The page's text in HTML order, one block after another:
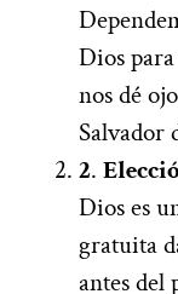
Dios
nos dé
Salvador
2.
Dios es
gratuita
antes del